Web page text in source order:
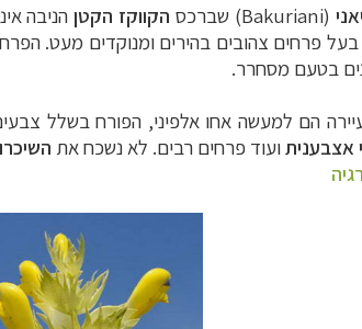
(
Bakuriani) שברכס הקווקז הקטןהניבה
בעל פרחים צהובים בהירים ומנוקדים מעט.
בטעם מסחרר.
הם למעשה אחו אלפיני, הפורח בשלל
אצבעניתועוד פרחים רבים. לא נשכח את